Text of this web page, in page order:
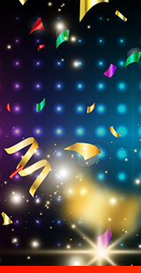
n
e
n